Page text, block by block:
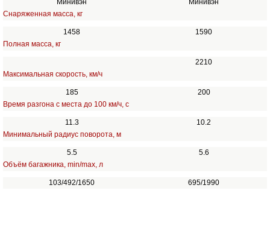
Минивэн
Минивэн
Снаряженная масса, кг
1458
1590
Полная масса, кг
2210
Максимальная скорость, км/ч
185
200
Время разгона с места до 100 км/ч, с
11.3
10.2
Минимальный радиус поворота, м
5.5
5.6
Объём багажника, min/max, л
103/492/1650 695/1990